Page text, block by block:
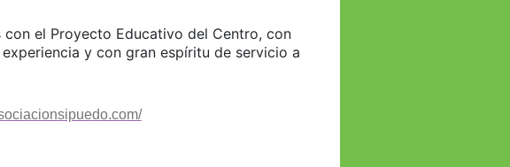
con el Proyecto Educativo del Centro, con
y con gran espíritu de servicio a